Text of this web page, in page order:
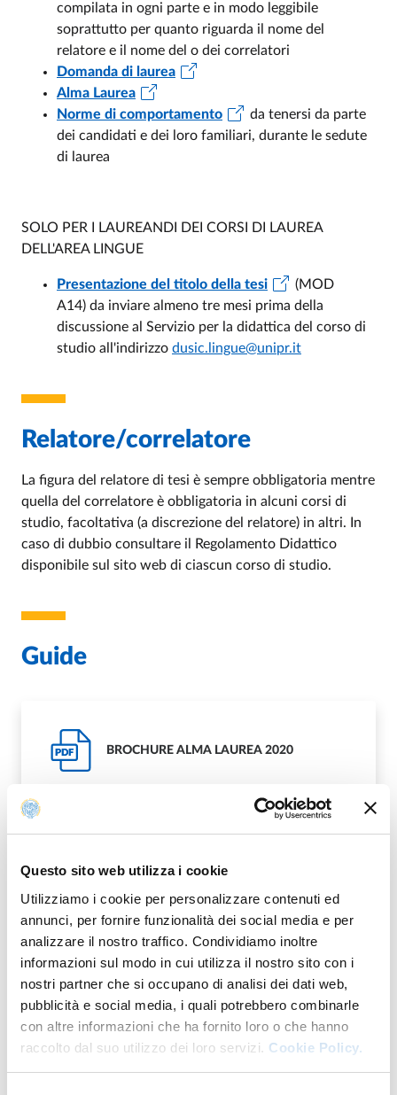
Questo sito web utilizza i cookie
Utilizziamo i cookie per personalizzare contenuti ed
annunci, per fornire funzionalità dei social media e per
analizzare il nostro traffico. Condividiamo inoltre
informazioni sul modo in cui utilizza il nostro sito con i
nostri partner che si occupano di analisi dei dati web,
pubblicità e social media, i quali potrebbero combinarle
con altre informazioni che ha fornito loro o che hanno
raccolto dal suo utilizzo dei loro servizi. Cookie Policy.
compilata in ogni parte e in modo leggibile
soprattutto per quanto riguarda il nome del
relatore e il nome del o dei correlatori
Domanda di laurea
Alma Laurea
Norme di comportamento
da tenersi da parte
dei candidati e dei loro familiari, durante le sedute
di laurea
SOLO PER I LAUREANDI DEI CORSI DI LAUREA
DELL'AREA LINGUE
Presentazione del titolo della tesi
(MOD
A14) da inviare almeno tre mesi prima della
discussione al Servizio per la didattica del corso di
studio all'indirizzo dusic.lingue@unipr.it
Relatore/correlatore
La figura del relatore di tesi è sempre obbligatoria mentre
quella del correlatore è obbligatoria in alcuni corsi di
studio, facoltativa (a discrezione del relatore) in altri. In
caso di dubbio consultare il Regolamento Didattico
disponibile sul sito web di ciascun corso di studio.
Guide
PDF BROCHURE ALMA LAUREA 2020
GUIDA DOMANDA CONSEGUIMENTO
PDF